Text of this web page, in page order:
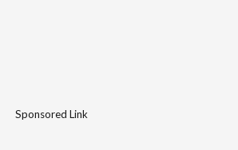
Sponsored Link